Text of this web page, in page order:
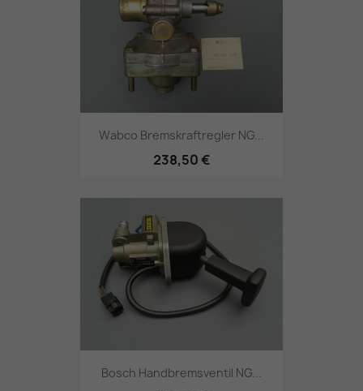
Wabco Bremskraftregler NG...
238,50 €
Bosch Handbremsventil NG...